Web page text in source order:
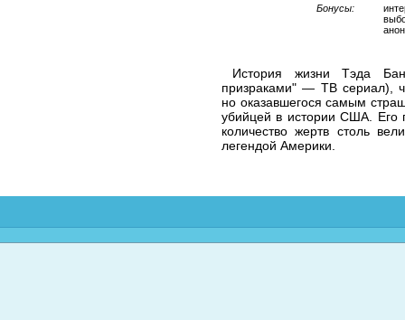
Бонусы:
История жизни Тэда
призраками" — ТВ сериал),
но оказавшегося самым
убийцей в истории США. Его
количество жертв столь
легендой Америки.